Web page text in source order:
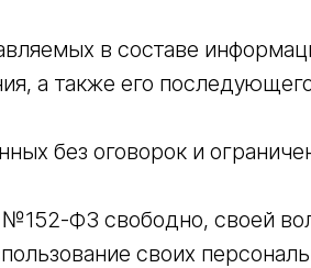
в составе
а также его
без оговорок и
ФЗ свободно, своей
своих